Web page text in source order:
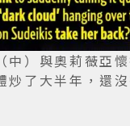
中）與奧莉薇亞
炒了大半年，還